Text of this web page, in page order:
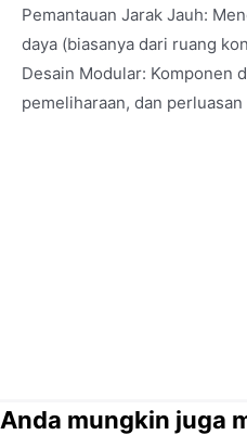
Pemantauan Jarak Jauh:
daya (biasanya dari ruang
Desain Modular: Komponen
pemeliharaan, dan
Anda mungkin juga